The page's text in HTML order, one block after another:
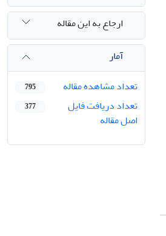
ارجاع به این مقاله
آمار
تعداد مشاهده مقاله
795
تعداد دریافت فایل
اصل مقاله
377